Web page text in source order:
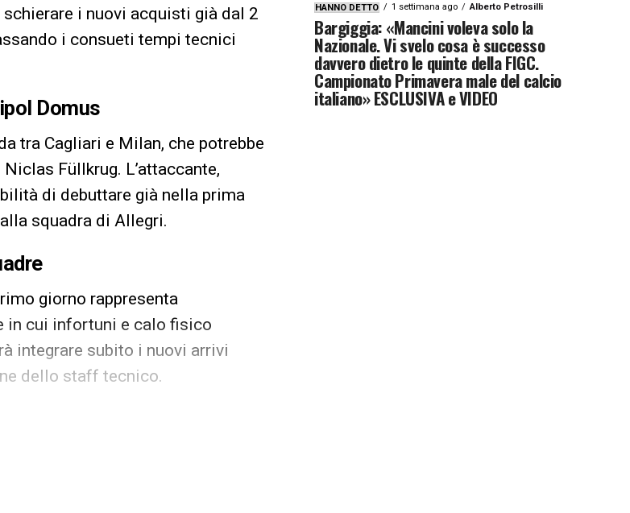
i nuovi acquisti già dal 2
i consueti tempi tecnici
Domus
tra Cagliari e Milan, che potrebbe
Füllkrug. L’attaccante,
di debuttare già nella prima
squadra di Allegri.
giorno rappresenta
in cui infortuni e calo fisico
integrare subito i nuovi arrivi
dello staff tecnico.
l’intero iter burocratico legato al
gli acquisti conclusi nelle
HANNO DETTO 1 settimana ago Alberto Petrosilli
Bargiggia: «Mancini voleva solo la
Nazionale. Vi svelo cosa è successo
davvero dietro le quinte della FIGC.
Campionato Primavera male del calcio
italiano» ESCLUSIVA e VIDEO